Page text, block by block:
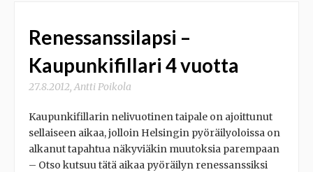
Renessanssilapsi –
Kaupunkifillari 4 vuotta
27.8.2012,Antti Poikola
Kaupunkifillarin nelivuotinen taipale on ajoittunut
sellaiseen aikaa, jolloin Helsingin pyöräilyoloissa on
alkanut tapahtua näkyviäkin muutoksia parempaan
– Otso kutsuu tätä aikaa pyöräilyn renessanssiksi